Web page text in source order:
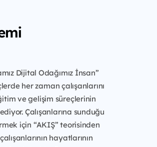
Dijital Odağımız İnsan”
her zaman çalışanlarını
ve gelişim süreçlerinin
Çalışanlarına sunduğu
için “AKIŞ” teorisinden
hayatlarının